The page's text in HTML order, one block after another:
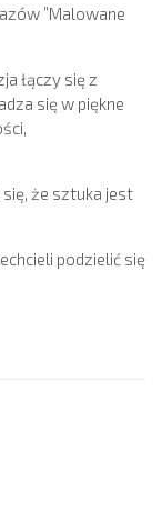
”Malowane
łączy się z
się w piękne
że sztuka jest
podzielić się